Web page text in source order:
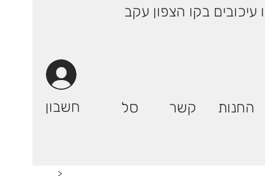
| רק 29.90 ₪ (אילת: 59.90₪) | ייתכנו עיכובים בקו הצפון עקב
חשבון סל קשר החנות
>